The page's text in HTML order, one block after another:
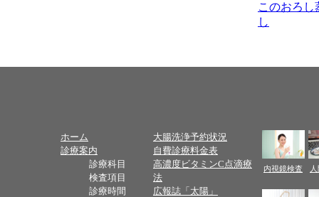
このおろし
し
ホーム
診療案内
診療科目
検査項目
診療時間
大腸洗浄予約状況
自費診療料金表
高濃度ビタミンC点滴療
法
広報誌「太陽」
内視鏡検査